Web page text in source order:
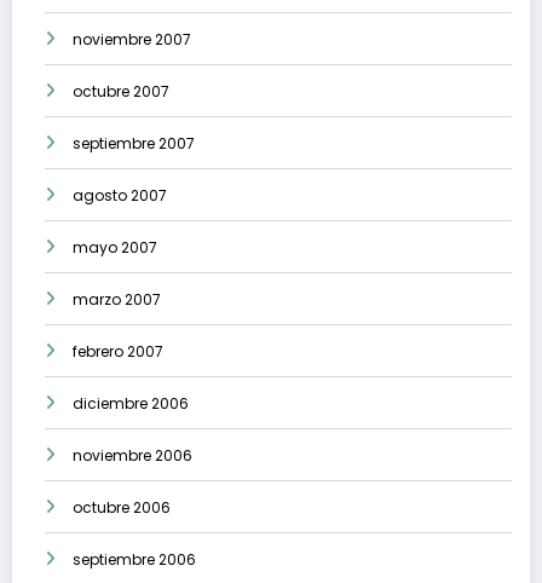
noviembre 2007
octubre 2007
septiembre 2007
agosto 2007
mayo 2007
marzo 2007
febrero 2007
diciembre 2006
noviembre 2006
octubre 2006
septiembre 2006